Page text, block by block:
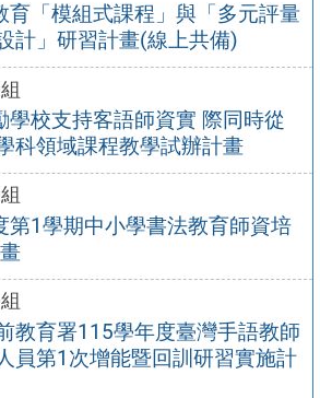
育「模組式課程」與「多元評量
計」研習計畫(線上共備)
學校支持客語師資實 際同時從
科領域課程教學試辦計畫
第1學期中小學書法教育師資培
教育署115學年度臺灣手語教師
員第1次增能暨回訓研習實施計